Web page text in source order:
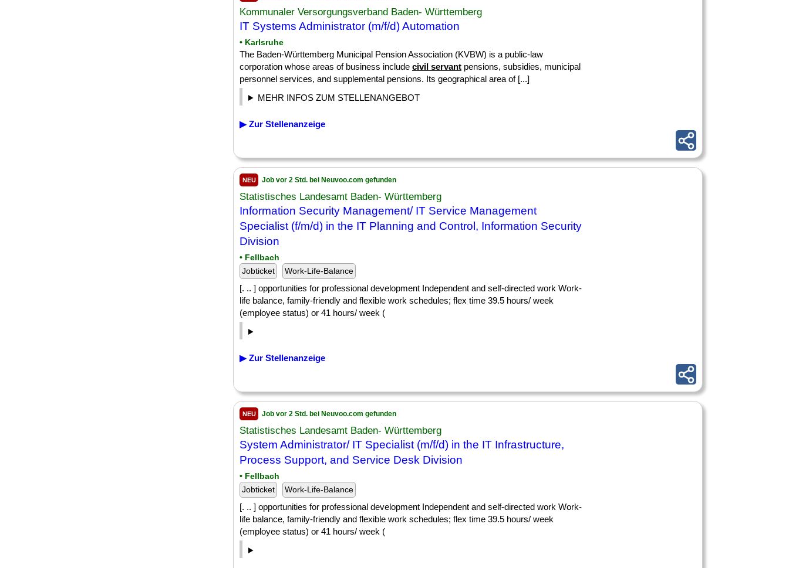
Kommunaler Versorgungsverband Baden- Württemberg
IT Systems Administrator (m/f/d) Automation
• Karlsruhe
The Baden-Württemberg Municipal Pension Association (KVBW) is a public-law
corporation whose areas of business include civil servant pensions, subsidies, municipal
personnel services, and supplemental pensions. Its geographical area of [...]
MEHR INFOS ZUM STELLENANGEBOT
▶ Zur Stellenanzeige
NEU Job vor 2 Std. bei Neuvoo.com gefunden
Statistisches Landesamt Baden- Württemberg
Information Security Management/ IT Service Management
Specialist (f/m/d) in the IT Planning and Control, Information Security
Division
• Fellbach
Jobticket
Work-Life-Balance
[. .. ] opportunities for professional development Independent and self-directed work Work-
life balance, family-friendly and flexible work schedules; flex time 39.5 hours/ week
(employee status) or 41 hours/ week (
▶ Zur Stellenanzeige
NEU Job vor 2 Std. bei Neuvoo.com gefunden
Statistisches Landesamt Baden- Württemberg
System Administrator/ IT Specialist (m/f/d) in the IT Infrastructure,
Process Support, and Service Desk Division
• Fellbach
Jobticket
Work-Life-Balance
[. .. ] opportunities for professional development Independent and self-directed work Work-
life balance, family-friendly and flexible work schedules; flex time 39.5 hours/ week
(employee status) or 41 hours/ week (